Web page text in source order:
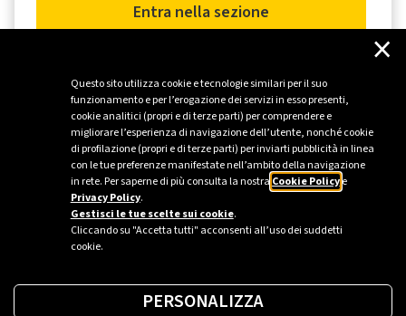
Questo sito utilizza cookie e tecnologie similari per il suo
funzionamento e per l’erogazione dei servizi in esso presenti,
cookie analitici (propri e di terze parti) per comprendere e
migliorare l’esperienza di navigazione dell’utente, nonché cookie
di profilazione (propri e di terze parti) per inviarti pubblicità in linea
con le tue preferenze manifestate nell’ambito della navigazione
in rete. Per saperne di più consulta la nostra Cookie Policye
Privacy Policy.
Gestisci le tue scelte sui cookie.
Cliccando su "Accetta tutti" acconsenti all’uso dei suddetti
cookie.
×
PERSONALIZZA
Entra nella sezione